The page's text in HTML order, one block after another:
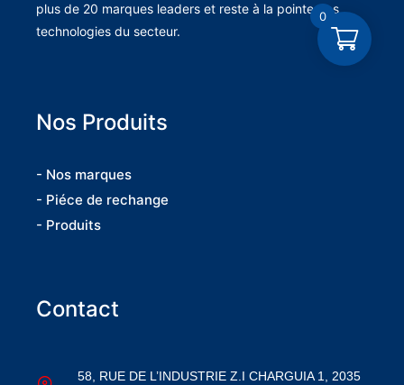
plus de 20 marques leaders et reste à la pointe des
technologies du secteur.
Nos Produits
- Nos marques
- Piéce de rechange
- Produits
Contact
58, RUE DE L’INDUSTRIE Z.I CHARGUIA 1, 2035
0